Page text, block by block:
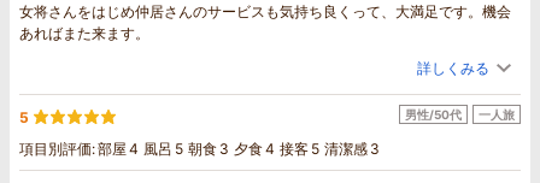
女将さんをはじめ仲居さんのサービスも気持ち良くって、大満足です。機会
あればまた来ます。
詳しくみる
5
項目別評価:部屋 4 風呂 5 朝食 3 夕食4 接客 5 清潔感 3
男性/50代 一人旅